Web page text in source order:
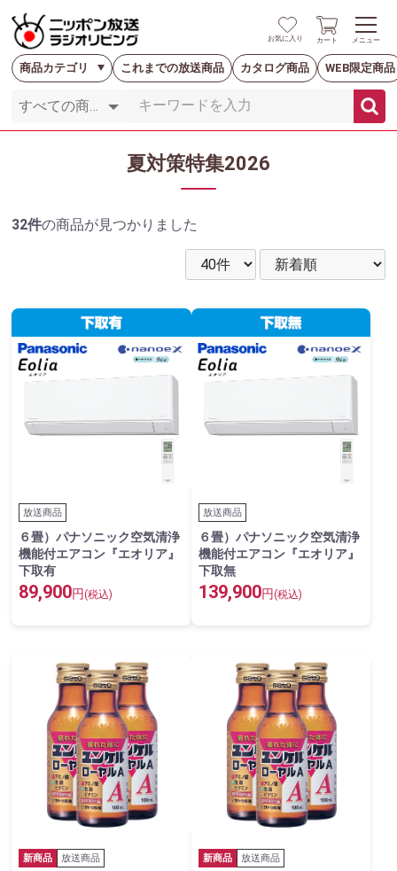
お気に入り カート メニュー
商品カテゴリ これまでの放送商品 カタログ商品 WEB限定商品
夏対策特集2026
32件の商品が見つかりました
放送商品
６畳）パナソニック空気清浄
機能付エアコン『エオリア』
下取有
89,900円 (税込)
放送商品
６畳）パナソニック空気清浄
機能付エアコン『エオリア』
下取無
139,900円 (税込)
新商品 放送商品 新商品 放送商品